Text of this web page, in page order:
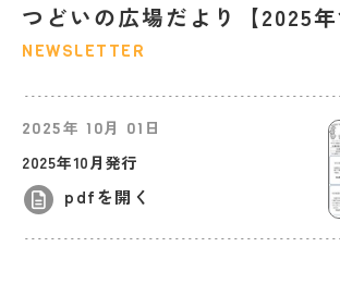
つどいの広場だより【2025年
NEWSLETTER
2025年 10月 01 日
2025年10月発行
pdfを開く